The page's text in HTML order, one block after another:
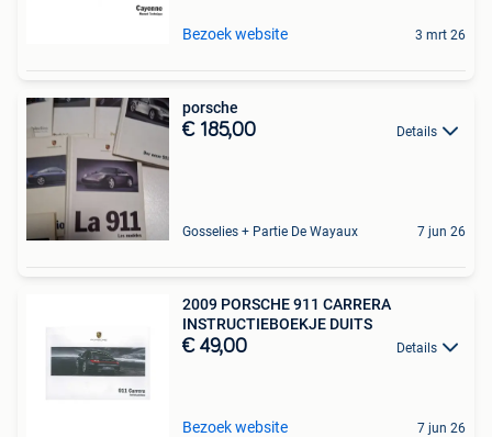
Bezoek website 3 mrt 26
porsche
€ 185,00 Details
Gosselies + Partie De Wayaux 7 jun 26
2009 PORSCHE 911 CARRERA
INSTRUCTIEBOEKJE DUITS
€ 49,00 Details
Bezoek website 7 jun 26